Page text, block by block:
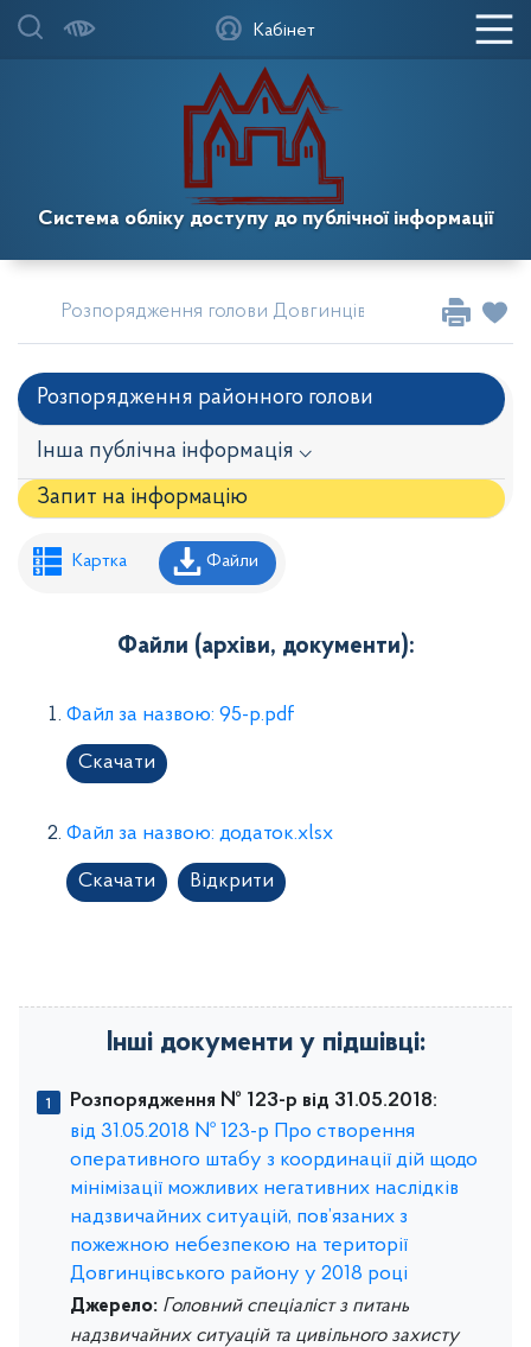
Система обліку доступу до публічної інформації
Кабінет
Розпорядження голови Довгинцівської районної в
Розпорядження районного голови
Інша публічна інформація ⌵
Запит на iнформацію
Рішення районної ради
Розпорядження районного голови
Проекти рішень районної ради
Проєкти рішень виконавчого комітету
Картка Файли
Файли (архіви, документи):
Файл за назвою: 95-р.pdf
Скачати
Файл за назвою: додаток.xlsx
Скачати Відкрити
Інші документи у підшівці:
Розпорядження № 123-р від 31.05.2018:
від 31.05.2018 № 123-р Про створення
оперативного штабу з координації дій щодо
мінімізації можливих негативних наслідків
надзвичайних ситуацій, пов’язаних з
пожежною небезпекою на території
Довгинцівського району у 2018 році
Джерело: Головний спеціаліст з питань
надзвичайних ситуацій та цивільного захисту